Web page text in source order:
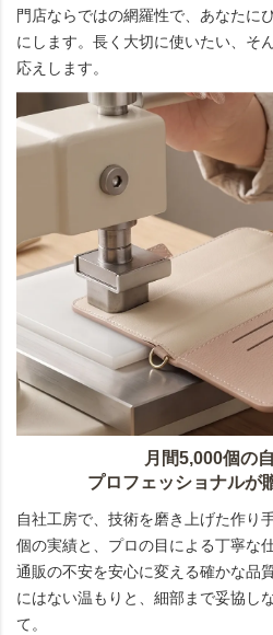
門店ならではの網羅性で、あなたに
にします。長く大切に使いたい、そ
応えします。
月間5,000個の
プロフェッショナルが
自社工房で、技術を磨き上げた作り
個の実績と、プロの目による丁寧な
通販の不安を安心に変える確かな品
にはない温もりと、細部まで妥協し
て。